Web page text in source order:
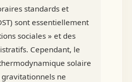
standards et
sont essentiellement
sociales » et des
Cependant, le
solaire
ne